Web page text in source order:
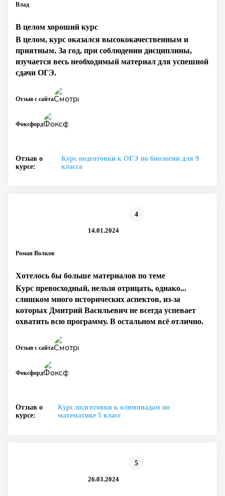
Влад
В целом хороший курс
В целом, курс оказался высококачественным и
приятным. За год, при соблюдении дисциплины,
изучается весь необходимый материал для успешной
сдачи ОГЭ.
Фоксфорд
Отзыв с сайта
Отзыв о
курсе:
Курс подготовки к ОГЭ по биологии для 9
класса
Роман Волков
4
14.01.2024
Хотелось бы больше материалов по теме
Курс превосходный, нельзя отрицать, однако...
слишком много исторических аспектов, из-за
которых Дмитрий Васильевич не всегда успевает
охватить всю программу. В остальном всё отлично.
Фоксфорд
Отзыв с сайта
Отзыв о
курсе:
Курс подготовки к олимпиадам по
математике 5 класс
5
26.03.2024